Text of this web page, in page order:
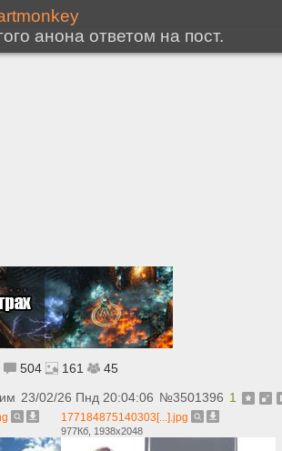
504 161 45
23/02/26 Пнд 20:04:06 №3501396 1
177184875140303[...].jpg
977Кб, 1938x2048